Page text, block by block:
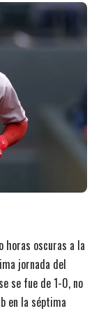
horas oscuras a la
jornada del
se fue de 1-0, no
en la séptima